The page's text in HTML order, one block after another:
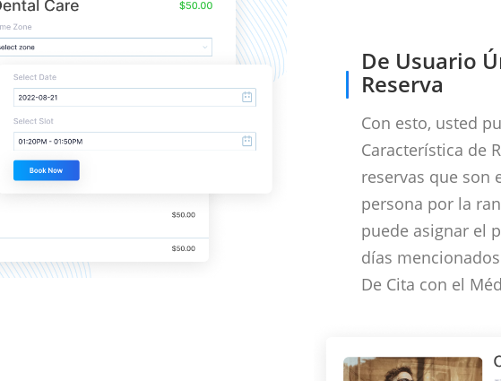
De Usuario
Reserva
Con esto, usted
Característica de
reservas que son
persona por la
puede asignar el
días
De Cita con el